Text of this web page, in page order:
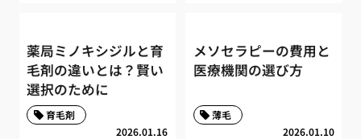
薬局ミノキシジルと育
毛剤の違いとは？賢い
選択のために
2026.01.16
育毛剤
メソセラピーの費用と
医療機関の選び方
2026.01.10
薄毛